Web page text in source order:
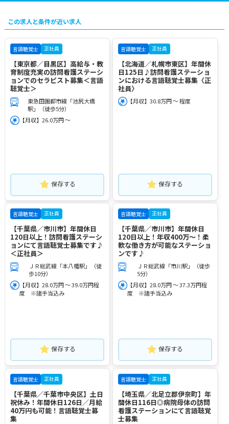
この求人と条件が近い求人
言語聴覚士 正社員
【東京都／目黒区】高給与・教
育制度充実の訪問看護ステーシ
ョンでのセラピスト募集＜言語
聴覚士＞
東急田園都市線「池尻大橋
駅」（徒歩5分）
【月収】26.0万円 ～
保存する
言語聴覚士 正社員
【北海道／札幌市東区】年間休
日125日♪訪問看護ステーショ
ンにおける言語聴覚士募集〈正
社員〉
【月収】30.8万円 ～ 程度
保存する
言語聴覚士 正社員
【千葉県／市川市】年間休日
120日以上！訪問看護ステーシ
ョンにて言語聴覚士募集です♪
＜正社員＞
ＪＲ総武線「本八幡駅」（徒
歩10分）
【月収】28.0万円 ～ 39.0万円程
度 ※諸手当込み
保存する
言語聴覚士 正社員
【千葉県／市川市】年間休日
120日以上！年収400万～！柔
軟な働き方が可能なステーショ
ンです♪
ＪＲ総武線「市川駅」（徒歩
5分）
【月収】28.0万円 ～ 37.3万円程
度 ※諸手当込み
保存する
言語聴覚士 正社員
【千葉県／千葉市中央区】土日
祝休み！年間休日126日／月給
40万円も可能！言語聴覚士募
集
言語聴覚士 正社員
【埼玉県／北足立郡伊奈町】年
間休日116日◎病院母体の訪問
看護ステーションにて言語聴覚
士募集